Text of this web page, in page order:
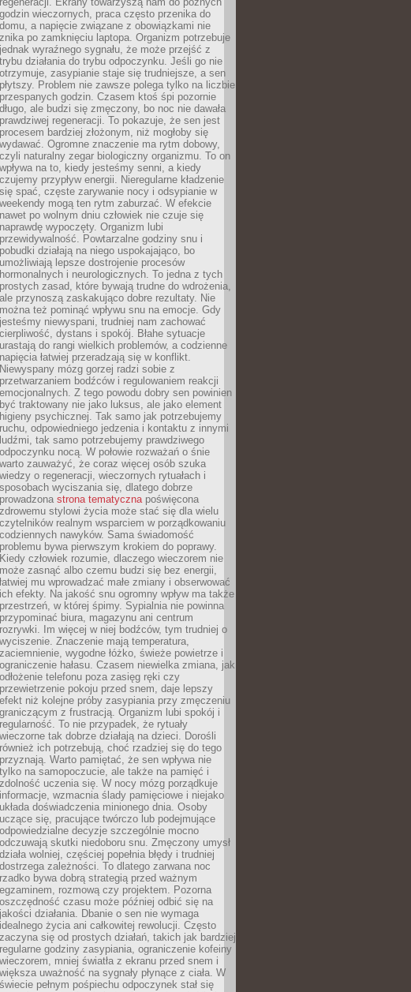
godzin wieczornych, praca często przenika do
domu, a napięcie związane z obowiązkami nie
znika po zamknięciu laptopa. Organizm potrzebuje
jednak wyraźnego sygnału, że może przejść z
trybu działania do trybu odpoczynku. Jeśli go nie
otrzymuje, zasypianie staje się trudniejsze, a sen
płytszy. Problem nie zawsze polega tylko na liczbie
przespanych godzin. Czasem ktoś śpi pozornie
długo, ale budzi się zmęczony, bo noc nie dawała
prawdziwej regeneracji. To pokazuje, że sen jest
procesem bardziej złożonym, niż mogłoby się
wydawać. Ogromne znaczenie ma rytm dobowy,
czyli naturalny zegar biologiczny organizmu. To on
wpływa na to, kiedy jesteśmy senni, a kiedy
czujemy przypływ energii. Nieregularne kładzenie
się spać, częste zarywanie nocy i odsypianie w
weekendy mogą ten rytm zaburzać. W efekcie
nawet po wolnym dniu człowiek nie czuje się
naprawdę wypoczęty. Organizm lubi
przewidywalność. Powtarzalne godziny snu i
pobudki działają na niego uspokajająco, bo
umożliwiają lepsze dostrojenie procesów
hormonalnych i neurologicznych. To jedna z tych
prostych zasad, które bywają trudne do wdrożenia,
ale przynoszą zaskakująco dobre rezultaty. Nie
można też pominąć wpływu snu na emocje. Gdy
jesteśmy niewyspani, trudniej nam zachować
cierpliwość, dystans i spokój. Błahe sytuacje
urastają do rangi wielkich problemów, a codzienne
napięcia łatwiej przeradzają się w konflikt.
Niewyspany mózg gorzej radzi sobie z
przetwarzaniem bodźców i regulowaniem reakcji
emocjonalnych. Z tego powodu dobry sen powinien
być traktowany nie jako luksus, ale jako element
higieny psychicznej. Tak samo jak potrzebujemy
ruchu, odpowiedniego jedzenia i kontaktu z innymi
ludźmi, tak samo potrzebujemy prawdziwego
odpoczynku nocą. W połowie rozważań o śnie
warto zauważyć, że coraz więcej osób szuka
wiedzy o regeneracji, wieczornych rytuałach i
sposobach wyciszania się, dlatego dobrze
prowadzona strona tematycznapoświęcona
zdrowemu stylowi życia może stać się dla wielu
czytelników realnym wsparciem w porządkowaniu
codziennych nawyków. Sama świadomość
problemu bywa pierwszym krokiem do poprawy.
Kiedy człowiek rozumie, dlaczego wieczorem nie
może zasnąć albo czemu budzi się bez energii,
łatwiej mu wprowadzać małe zmiany i obserwować
ich efekty. Na jakość snu ogromny wpływ ma także
przestrzeń, w której śpimy. Sypialnia nie powinna
przypominać biura, magazynu ani centrum
rozrywki. Im więcej w niej bodźców, tym trudniej o
wyciszenie. Znaczenie mają temperatura,
zaciemnienie, wygodne łóżko, świeże powietrze i
ograniczenie hałasu. Czasem niewielka zmiana, jak
odłożenie telefonu poza zasięg ręki czy
przewietrzenie pokoju przed snem, daje lepszy
efekt niż kolejne próby zasypiania przy zmęczeniu
graniczącym z frustracją. Organizm lubi spokój i
regularność. To nie przypadek, że rytuały
wieczorne tak dobrze działają na dzieci. Dorośli
również ich potrzebują, choć rzadziej się do tego
przyznają. Warto pamiętać, że sen wpływa nie
tylko na samopoczucie, ale także na pamięć i
zdolność uczenia się. W nocy mózg porządkuje
informacje, wzmacnia ślady pamięciowe i niejako
układa doświadczenia minionego dnia. Osoby
uczące się, pracujące twórczo lub podejmujące
odpowiedzialne decyzje szczególnie mocno
odczuwają skutki niedoboru snu. Zmęczony umysł
działa wolniej, częściej popełnia błędy i trudniej
dostrzega zależności. To dlatego zarwana noc
rzadko bywa dobrą strategią przed ważnym
egzaminem, rozmową czy projektem. Pozorna
oszczędność czasu może później odbić się na
jakości działania. Dbanie o sen nie wymaga
idealnego życia ani całkowitej rewolucji. Często
zaczyna się od prostych działań, takich jak bardziej
regularne godziny zasypiania, ograniczenie kofeiny
wieczorem, mniej światła z ekranu przed snem i
większa uważność na sygnały płynące z ciała. W
świecie pełnym pośpiechu odpoczynek stał się